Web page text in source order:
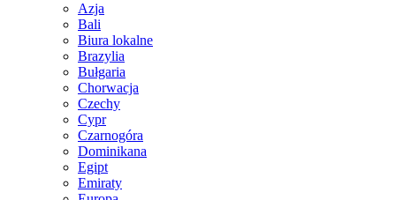
Azja
Bali
Biura lokalne
Brazylia
Bułgaria
Chorwacja
Czechy
Cypr
Czarnogóra
Dominikana
Egipt
Emiraty